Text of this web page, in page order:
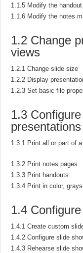
1.1.5 Modify the
1.1.6 Modify the notes
1.2 Change
views
1.2.1 Change slide size
1.2.2 Display
1.2.3 Set basic file
1.3
presentations
1.3.1 Print all or part of
1.3.2 Print notes pages
1.3.3 Print handouts
1.3.4 Print in color,
1.4
1.4.1 Create custom
1.4.2 Configure slide
1.4.3 Rehearse slide